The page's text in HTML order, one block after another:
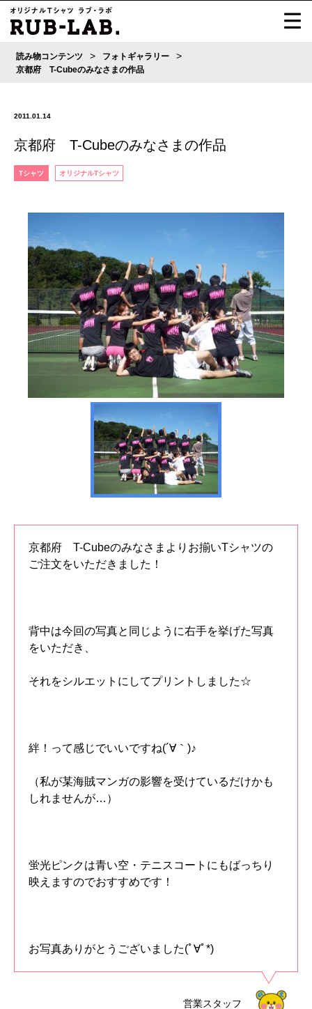
読み物コンテンツ > フォトギャラリー >
京都府 T-Cubeのみなさまの作品
2011.01.14
京都府 T-Cubeのみなさまの作品
Tシャツ オリジナルTシャツ
京都府 T-Cubeのみなさまよりお揃いTシャツの
ご注文をいただきました！
背中は今回の写真と同じように右手を挙げた写真
をいただき、
それをシルエットにしてプリントしました☆
絆！って感じでいいですね(´∀｀)♪
（私が某海賊マンガの影響を受けているだけかも
しれませんが…）
蛍光ピンクは青い空・テニスコートにもばっちり
映えますのでおすすめです！
お写真ありがとうございました(ﾟ∀ﾟ*)
営業スタッフ